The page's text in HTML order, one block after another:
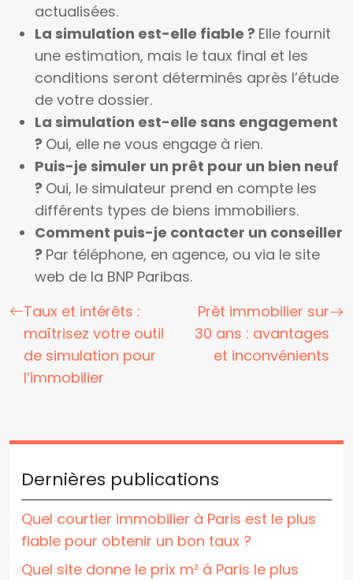
actualisées.
La simulation est-elle fiable ? Elle fournit
une estimation, mais le taux final et les
conditions seront déterminés après l’étude
de votre dossier.
La simulation est-elle sans engagement
? Oui, elle ne vous engage à rien.
Puis-je simuler un prêt pour un bien neuf
? Oui, le simulateur prend en compte les
différents types de biens immobiliers.
Comment puis-je contacter un conseiller
? Par téléphone, en agence, ou via le site
web de la BNP Paribas.
Taux et intérêts :
maîtrisez votre outil
de simulation pour
l’immobilier
Prêt immobilier sur
30 ans : avantages
et inconvénients
Dernières publications
Quel courtier immobilier à Paris est le plus
fiable pour obtenir un bon taux ?
Quel site donne le prix m² à Paris le plus